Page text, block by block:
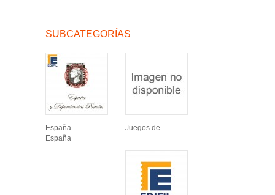
SUBCATEGORÍAS
España
España
Juegos de...